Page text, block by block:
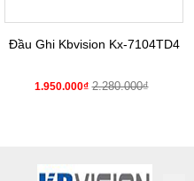
Đầu Ghi Kbvision Kx-7104TD4
1.950.000₫ 2.280.000₫